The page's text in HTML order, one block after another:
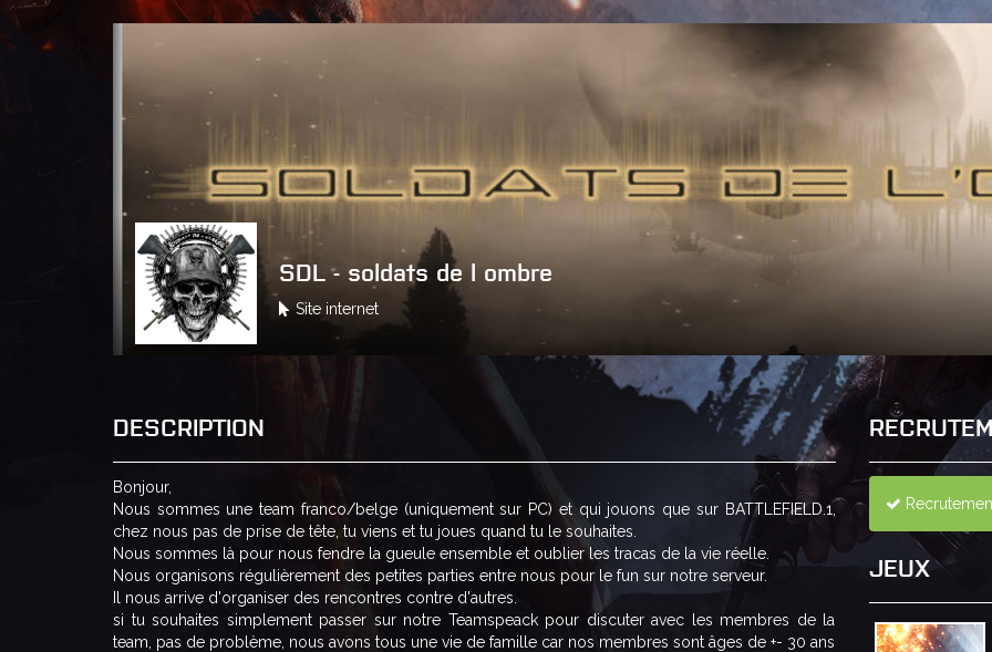
SDL - soldats de l ombre
Site internet
DESCRIPTION
Bonjour,
Nous sommes une team franco/belge (uniquement sur PC) et qui jouons que sur BATTLEFIELD.1,
chez nous pas de prise de tête, tu viens et tu joues quand tu le souhaites.
Nous sommes là pour nous fendre la gueule ensemble et oublier les tracas de la vie réelle.
Nous organisons régulièrement des petites parties entre nous pour le fun sur notre serveur.
Il nous arrive d'organiser des rencontres contre d'autres.
si tu souhaites simplement passer sur notre Teamspeack pour discuter avec les membres de la
team, pas de problème, nous avons tous une vie de famille car nos membres sont âges de +- 30 ans
JEUX